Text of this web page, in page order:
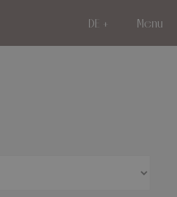
Menu
DE